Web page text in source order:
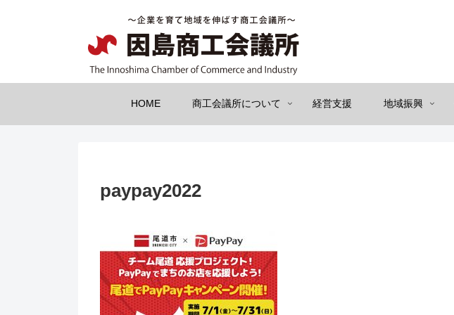
HOME 商工会議所について 経営支援 地域振興
paypay2022